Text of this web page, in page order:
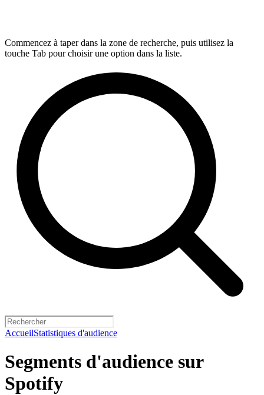
Commencez à taper dans la zone de recherche, puis utilisez la
touche Tab pour choisir une option dans la liste.
AccueilStatistiques d'audience
Segments d'audience sur
Spotify